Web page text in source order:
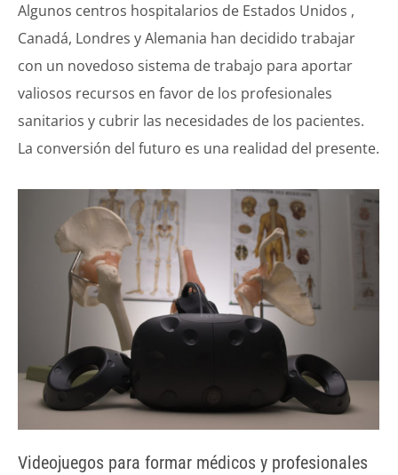
Algunos centros hospitalarios de Estados Unidos ,
Canadá, Londres y Alemania han decidido trabajar
con un novedoso sistema de trabajo para aportar
valiosos recursos en favor de los profesionales
sanitarios y cubrir las necesidades de los pacientes.
La conversión del futuro es una realidad del presente.
Videojuegos para formar médicos y profesionales